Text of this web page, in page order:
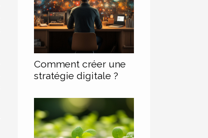
Comment créer une
stratégie digitale ?